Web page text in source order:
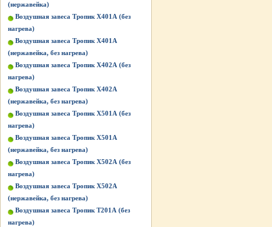
(нержавейка)
Воздушная завеса Тропик X401А (без
нагрева)
Воздушная завеса Тропик X401А
(нержавейка, без нагрева)
Воздушная завеса Тропик X402А (без
нагрева)
Воздушная завеса Тропик X402А
(нержавейка, без нагрева)
Воздушная завеса Тропик X501А (без
нагрева)
Воздушная завеса Тропик X501А
(нержавейка, без нагрева)
Воздушная завеса Тропик X502А (без
нагрева)
Воздушная завеса Тропик X502А
(нержавейка, без нагрева)
Воздушная завеса Тропик Т201А (без
нагрева)